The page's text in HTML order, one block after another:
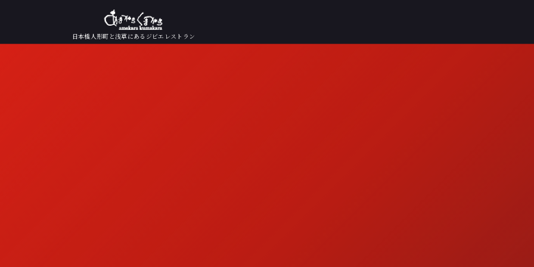
日本橋人形町と浅草にあるジビエレストラン